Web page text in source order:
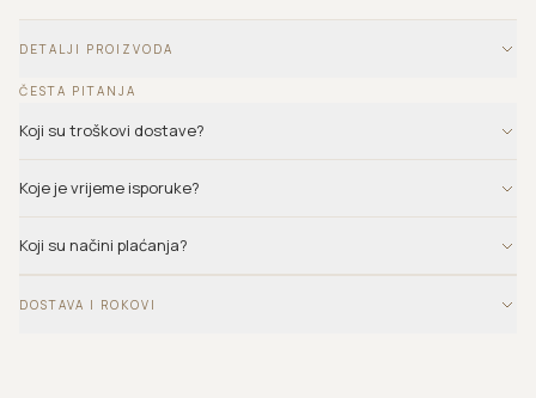
DETALJI PROIZVODA
ČESTA PITANJA
Koji su troškovi dostave?
Koje je vrijeme isporuke?
Koji su načini plaćanja?
DOSTAVA I ROKOVI